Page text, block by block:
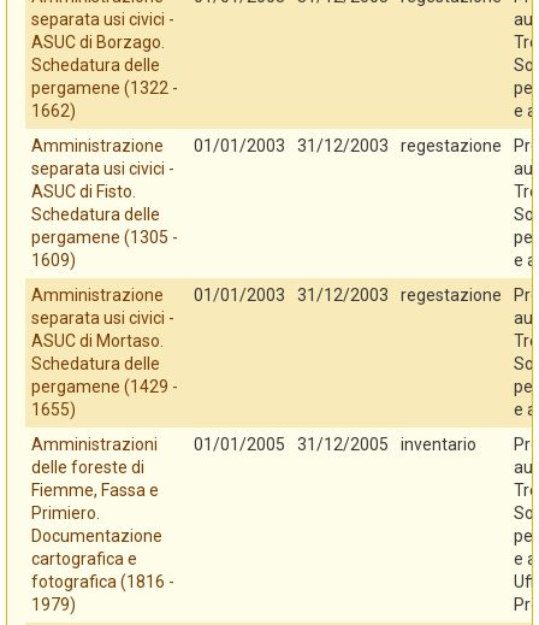
separata usi civici -
ASUC di Borzago.
Schedatura delle
pergamene (1322 -
1662)
e
Amministrazione
separata usi civici -
ASUC di Fisto.
Schedatura delle
pergamene (1305 -
1609)
01/01/2003 31/12/2003 regestazione
e
Amministrazione
separata usi civici -
ASUC di Mortaso.
Schedatura delle
pergamene (1429 -
1655)
01/01/2003 31/12/2003 regestazione
e
Amministrazioni
delle foreste di
Fiemme, Fassa e
Primiero.
Documentazione
cartografica e
fotografica (1816 -
1979)
01/01/2005 31/12/2005 inventario
e